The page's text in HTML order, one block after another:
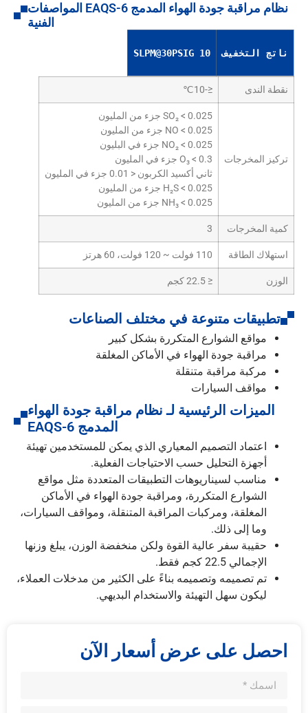
نظام مراقبة جودة الهواء المدمج EAQS-6 المواصفات
الفنية
ناتج التخفيف 10 SLPM@30PSIG
نقطة الندى ≤-10℃
تركيز المخرجات
SO₂ < 0.025 جزء من المليون
NO < 0.025 جزء من المليون
NO₂ < 0.025 جزء في البليون
O₃ < 0.3 جزء في المليون
ثاني أكسيد الكربون < 0.01 جزء في المليون
H₂S < 0.025 جزء من المليون
NH₃ < 0.025 جزء من المليون
كمية المخرجات 3
استهلاك الطاقة 110 فولت ~ 120 فولت، 60 هرتز
الوزن ≤ 22.5 كجم
تطبيقات متنوعة في مختلف الصناعات
مواقع الشوارع المتكررة بشكل كبير
مراقبة جودة الهواء في الأماكن المغلقة
مركبة مراقبة متنقلة
مواقف السيارات
الميزات الرئيسية لـ نظام مراقبة جودة الهواء
المدمج EAQS-6
اعتماد التصميم المعياري الذي يمكن للمستخدمين تهيئة
أجهزة التحليل حسب الاحتياجات الفعلية.
مناسب لسيناريوهات التطبيقات المتعددة مثل مواقع
الشوارع المتكررة، ومراقبة جودة الهواء في الأماكن
المغلقة، ومركبات المراقبة المتنقلة، ومواقف السيارات،
وما إلى ذلك.
حقيبة سفر عالية القوة ولكن منخفضة الوزن، يبلغ وزنها
الإجمالي 22.5 كجم فقط.
تم تصميمه وتصميمه بناءً على الكثير من مدخلات العملاء،
ليكون سهل التهيئة والاستخدام البديهي.
احصل على عرض أسعار الآن